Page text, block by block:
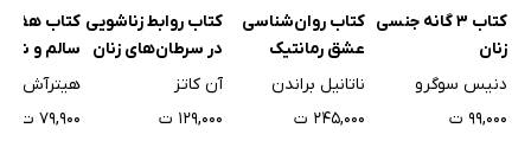
کتاب 3 گانه جنسی
زنان
دنیس سوگرو
۹۹,۰۰۰ ت
کتاب روان‌شناسی
عشق رمانتیک
ناتانیل براندن
۲۴۵,۰۰۰ ت
کتاب روابط زناشویی
در سرطان‌های زنان
آن کاتز
۱۲۹,۰۰۰ ت
کتاب هفت
سالم و شاد
هیترآش
۷۹,۹۰۰ ت